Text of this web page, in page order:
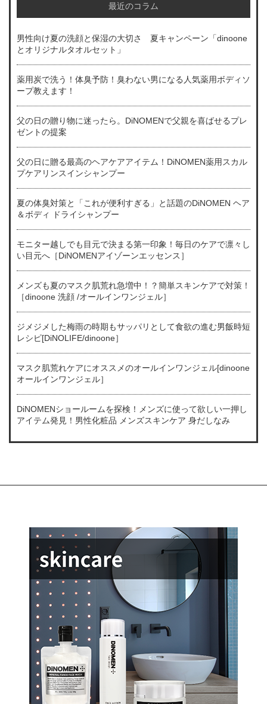
最近のコラム
男性向け夏の洗顔と保湿の大切さ 夏キャンペーン「dinoone
とオリジナルタオルセット」
薬用炭で洗う！体臭予防！臭わない男になる人気薬用ボディソ
ープ教えます！
父の日の贈り物に迷ったら。DiNOMENで父親を喜ばせるプレ
ゼントの提案
父の日に贈る最高のヘアケアアイテム！DiNOMEN薬用スカル
プケアリンスインシャンプー
夏の体臭対策と「これが便利すぎる」と話題のDiNOMEN ヘア
＆ボディ ドライシャンプー
モニター越しでも目元で決まる第一印象！毎日のケアで凛々し
い目元へ［DiNOMENアイゾーンエッセンス］
メンズも夏のマスク肌荒れ急増中！？簡単スキンケアで対策！
［dinoone 洗顔 /オールインワンジェル］
ジメジメした梅雨の時期もサッパリとして食欲の進む男飯時短
レシピ[DiNOLIFE/dinoone］
マスク肌荒れケアにオススメのオールインワンジェル[dinoone
オールインワンジェル］
DiNOMENショールームを探検！メンズに使って欲しい一押し
アイテム発見！男性化粧品 メンズスキンケア 身だしなみ